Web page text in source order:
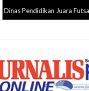
Dinas Pendidikan Juara